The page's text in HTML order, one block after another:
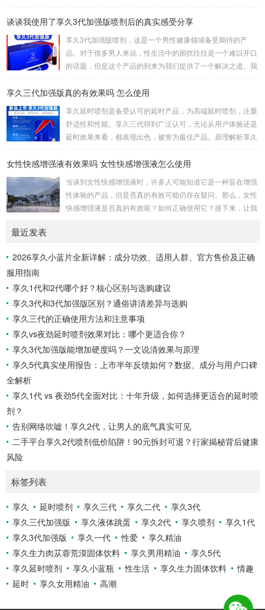
英文简写即我们通常所说的SM。SM情趣道具包括捆绑和束
野外调教、蜡烛、冰块、夹子、鞭打、头发、剃体毛等。这些
道具在使用时需要注意安全和卫生，尤其是涉及到身体部位的
刺激和捆绑时，要注意血...
谈谈我使用了享久3代加强版喷剂后的真实感受分享
享久3代加强版喷剂，这是一个男性健康领域备受期待的产
品。对于很多男人来说，性生活中的困扰往往是一个难以开口
的话题，但是这个产品的到来为我们提供了一个解决之道。我
事时间方面提供了显著的帮助。首先，我要强调的是这个产品
然后轻轻按摩，稍等片刻，你就可以享受到它的效果了。这一
点对我来说非常重要，因为它不需要繁琐的准备或额外的设
备，而是一个方便且离不开家的解决方案。当我第一次使用...
享久三代加强版真的有效果吗 怎么使用
享久延时喷剂是备受认可的延时产品，为高端延时喷剂，注重
舒适性和性能。享久三代得到广泛认可，无论从用户体验还是
延时效果来看，都表现出色，被誉为最佳产品。原理解析享久
物、马鹿茸、人参、秦椒、乙醇等。这些成分不仅减少敏感度
保留性生活的乐趣。产品特性起效时间：15分钟延时时间：3
0分钟左右最长有效时间：15小时15分钟开始起效，30分钟至
7小时内效果最佳，15小时内持续有效。清洗...
女性快感增强液有效果吗 女性快感增强液怎么使用
当谈到女性快感增强液时，许多人可能知道它是一种旨在增强
性体验的产品，但是否真的有效可能仍存在疑问。那么，女性
快感增强液是否真的有效呢？如何正确使用它？接下来，让我
于提高性表现，并增加私处的敏感度，从而改善性生活。如果
足你的生理需求。女性快感增强液的使用方法女性快感...
最近发表
2026享久小蓝片全新详解：成分功效、适用人群、官方售价及正确
服用指南
享久1代和2代哪个好？核心区别与选购建议
享久3代和3代加强版区别？通俗讲清差异与选购
享久三代的正确使用方法和注意事项
享久vs夜劲延时喷剂效果对比：哪个更适合你？
享久3代加强版能增加硬度吗？一文说清效果与原理
享久5代真实使用报告：上市半年反馈如何？数据、成分与用户口碑
全解析
享久1代 vs 夜劲5代全面对比：十年升级，如何选择更适合的延时喷
剂？
告别网络吹嘘！享久2代，让男人的底气真实可见
二手平台享久2代喷剂低价陷阱！90元拆封可退？行家揭秘背后健康
风险
标签列表
享久 延时喷剂 享久三代 享久二代
享久3代
享久三代加强版
享久液体跳蛋 享久2代 享久喷剂
享久1代
享久3代加强版
享久一代 性爱
享久精油
享久生力肉苁蓉荒漠固体饮料
享久男用精油
享久5代
享久延时喷剂
享久小蓝瓶 性生活 享久生力固体饮料
情趣
延时
享久女用精油 高潮